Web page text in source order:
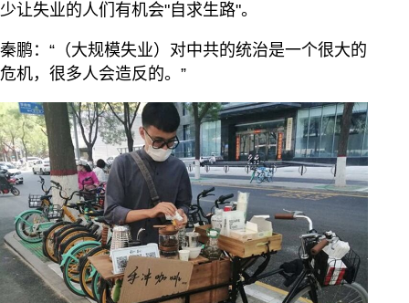
少让失业的人们有机会"自求生路"。
秦鹏：“（大规模失业）对中共的统治是一个很大的
危机，很多人会造反的。”